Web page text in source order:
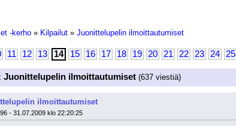
-kerho » Kilpailut » Juonittelupelin ilmoittautumiset
11 12 13 14 15 16 17 18 19 20 21 22 23 24 25
Juonittelupelin ilmoittautumiset (637 viestiä)
ilmoittautumiset
- 31.07.2009 klo 22:20:25